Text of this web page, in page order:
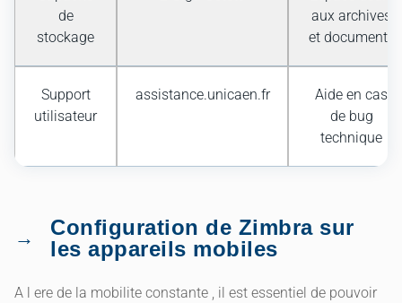
de
stockage
aux archives
et documents
Support
utilisateur
assistance.unicaen.fr
Aide en cas
de bug
technique
Configuration de Zimbra sur
les appareils mobiles
A l ere de la mobilite constante , il est essentiel de pouvoir